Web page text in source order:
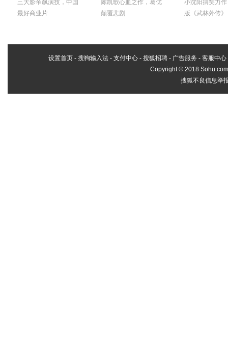
三大影帝飙演技，中国
最好商业片
陈凯歌心血之作，葛优
颠覆悲剧
小沈阳搞笑力
版《武林外传》
设置首页 - 搜狗输入法 - 支付中心 - 搜狐招聘 - 广告服务 - 客服中心
Copyright©2018
搜狐不良信息举